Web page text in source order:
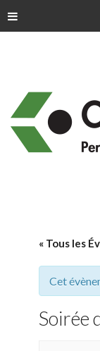
« Tous les
Cet
Soirée